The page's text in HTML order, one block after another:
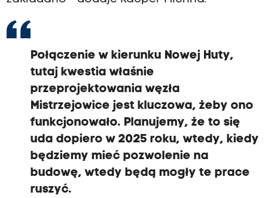
Połączenie w kierunku Nowej Huty,
tutaj kwestia właśnie
przeprojektowania węzła
Mistrzejowice jest kluczowa, żeby ono
funkcjonowało. Planujemy, że to się
uda dopiero w 2025 roku, wtedy, kiedy
będziemy mieć pozwolenie na
budowę, wtedy będą mogły te prace
ruszyć.